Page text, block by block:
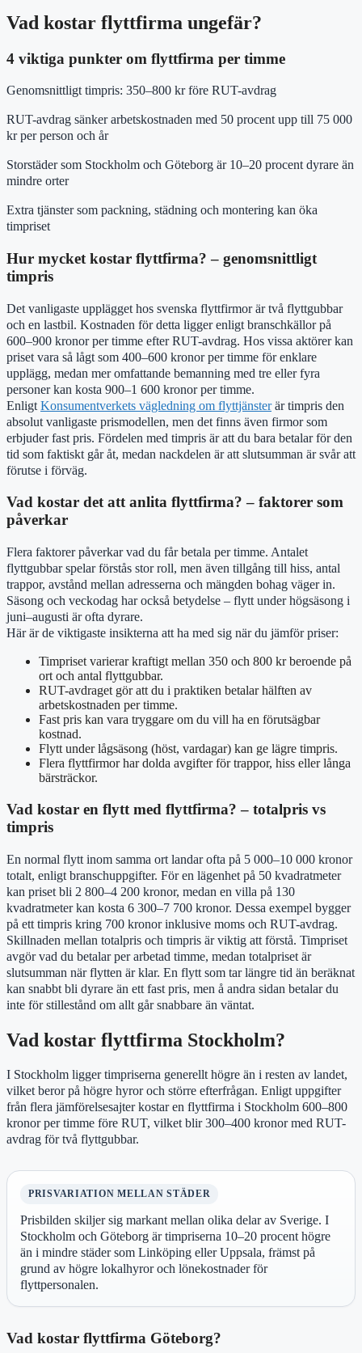
Vad kostar flyttfirma ungefär?
4 viktiga punkter om flyttfirma per timme
Genomsnittligt timpris: 350–800 kr före RUT-avdrag
RUT-avdrag sänker arbetskostnaden med 50 procent upp till 75 000
kr per person och år
Storstäder som Stockholm och Göteborg är 10–20 procent dyrare än
mindre orter
Extra tjänster som packning, städning och montering kan öka
timpriset
Hur mycket kostar flyttfirma? – genomsnittligt
timpris
Det vanligaste upplägget hos svenska flyttfirmor är två flyttgubbar
och en lastbil. Kostnaden för detta ligger enligt branschkällor på
600–900 kronor per timme efter RUT-avdrag. Hos vissa aktörer kan
priset vara så lågt som 400–600 kronor per timme för enklare
upplägg, medan mer omfattande bemanning med tre eller fyra
personer kan kosta 900–1 600 kronor per timme.
Enligt Konsumentverkets vägledning om flyttjänsterär timpris den
absolut vanligaste prismodellen, men det finns även firmor som
erbjuder fast pris. Fördelen med timpris är att du bara betalar för den
tid som faktiskt går åt, medan nackdelen är att slutsumman är svår att
förutse i förväg.
Vad kostar det att anlita flyttfirma? – faktorer som
påverkar
Flera faktorer påverkar vad du får betala per timme. Antalet
flyttgubbar spelar förstås stor roll, men även tillgång till hiss, antal
trappor, avstånd mellan adresserna och mängden bohag väger in.
Säsong och veckodag har också betydelse – flytt under högsäsong i
juni–augusti är ofta dyrare.
Här är de viktigaste insikterna att ha med sig när du jämför priser:
Timpriset varierar kraftigt mellan 350 och 800 kr beroende på
ort och antal flyttgubbar.
RUT-avdraget gör att du i praktiken betalar hälften av
arbetskostnaden per timme.
Fast pris kan vara tryggare om du vill ha en förutsägbar
kostnad.
Flytt under lågsäsong (höst, vardagar) kan ge lägre timpris.
Flera flyttfirmor har dolda avgifter för trappor, hiss eller långa
bärsträckor.
Vad kostar en flytt med flyttfirma? – totalpris vs
timpris
En normal flytt inom samma ort landar ofta på 5 000–10 000 kronor
totalt, enligt branschuppgifter. För en lägenhet på 50 kvadratmeter
kan priset bli 2 800–4 200 kronor, medan en villa på 130
kvadratmeter kan kosta 6 300–7 700 kronor. Dessa exempel bygger
på ett timpris kring 700 kronor inklusive moms och RUT-avdrag.
Skillnaden mellan totalpris och timpris är viktig att förstå. Timpriset
avgör vad du betalar per arbetad timme, medan totalpriset är
slutsumman när flytten är klar. En flytt som tar längre tid än beräknat
kan snabbt bli dyrare än ett fast pris, men å andra sidan betalar du
inte för stillestånd om allt går snabbare än väntat.
Vad kostar flyttfirma Stockholm?
I Stockholm ligger timpriserna generellt högre än i resten av landet,
vilket beror på högre hyror och större efterfrågan. Enligt uppgifter
från flera jämförelsesajter kostar en flyttfirma i Stockholm 600–800
kronor per timme före RUT, vilket blir 300–400 kronor med RUT-
avdrag för två flyttgubbar.
PRISVARIATION MELLAN STÄDER
Prisbilden skiljer sig markant mellan olika delar av Sverige. I
Stockholm och Göteborg är timpriserna 10–20 procent högre
än i mindre städer som Linköping eller Uppsala, främst på
grund av högre lokalhyror och lönekostnader för
flyttpersonalen.
Vad kostar flyttfirma Göteborg?